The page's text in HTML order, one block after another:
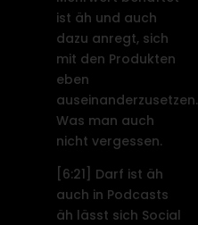
ist äh und auch
dazu anregt, sich
mit den Produkten
eben
auseinanderzusetzen.
Was man auch
nicht vergessen.
[6:21]
Darf ist äh
auch in Podcasts
äh lässt sich Social